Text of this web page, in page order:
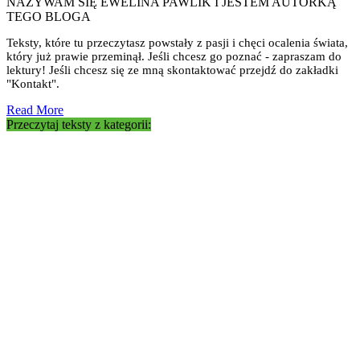
TEGO BLOGA
Teksty, które tu przeczytasz powstały z pasji i chęci ocalenia świata,
który już prawie przeminął. Jeśli chcesz go poznać - zapraszam do
lektury! Jeśli chcesz się ze mną skontaktować przejdź do zakładki
"Kontakt".
Read More
Przeczytaj teksty z kategorii: